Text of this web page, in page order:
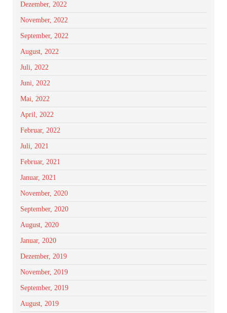
Dezember, 2022
November, 2022
September, 2022
August, 2022
Juli, 2022
Juni, 2022
Mai, 2022
April, 2022
Februar, 2022
Juli, 2021
Februar, 2021
Januar, 2021
November, 2020
September, 2020
August, 2020
Januar, 2020
Dezember, 2019
November, 2019
September, 2019
August, 2019